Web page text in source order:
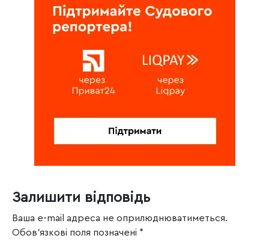
Залишити відповідь
Ваша e-mail адреса не оприлюднюватиметься.
Обов’язкові поля позначені *